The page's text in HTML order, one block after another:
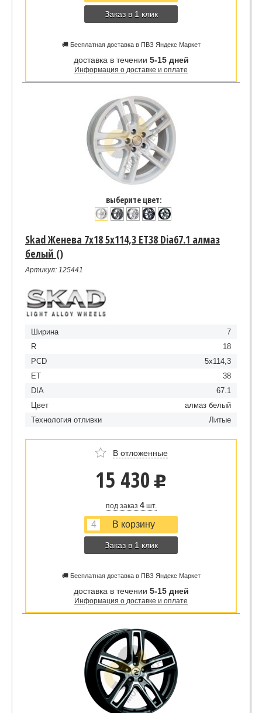
Заказ в 1 клик
🚚 Бесплатная доставка в ПВЗ Яндекс Маркет
доставка в течении 5-15 дней
Информация о доставке и оплате
выберите цвет:
Skad Женева 7x18 5x114,3 ET38 Dia67.1 алмаз
белый ()
Артикул: 125441
Ширина
7
R
18
PCD
5x114,3
ET
38
DIA
67.1
Цвет
алмаз белый
Технология отливки
Литые
В отложенные
15 430 u
под заказ 4шт.
Заказ в 1 клик
🚚 Бесплатная доставка в ПВЗ Яндекс Маркет
доставка в течении 5-15 дней
Информация о доставке и оплате